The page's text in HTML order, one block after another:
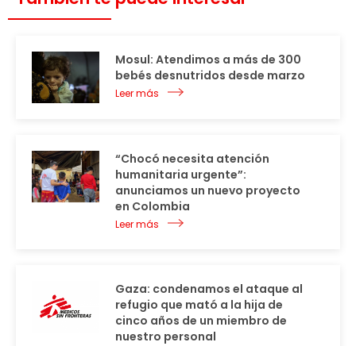
Mosul: Atendimos a más de 300
bebés desnutridos desde marzo
Leer más
“Chocó necesita atención
humanitaria urgente”:
anunciamos un nuevo proyecto
en Colombia
Leer más
Gaza: condenamos el ataque al
refugio que mató a la hija de
cinco años de un miembro de
nuestro personal